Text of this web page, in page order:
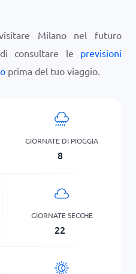
Milano nel futuro
consultare le previsioni
prima del tuo viaggio.
GIORNATE DI PIOGGIA
8
GIORNATE SECCHE
22